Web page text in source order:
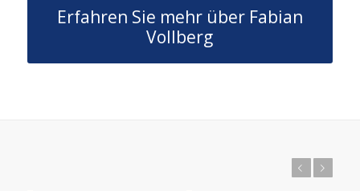
Erfahren Sie mehr über Fabian
Vollberg